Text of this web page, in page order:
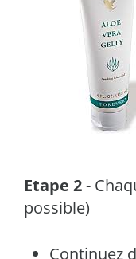
Etape 2-
possible)
Continuez